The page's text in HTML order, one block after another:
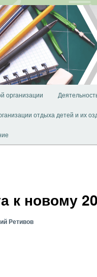
организации
отдыха детей и их
к новому
Ретивов